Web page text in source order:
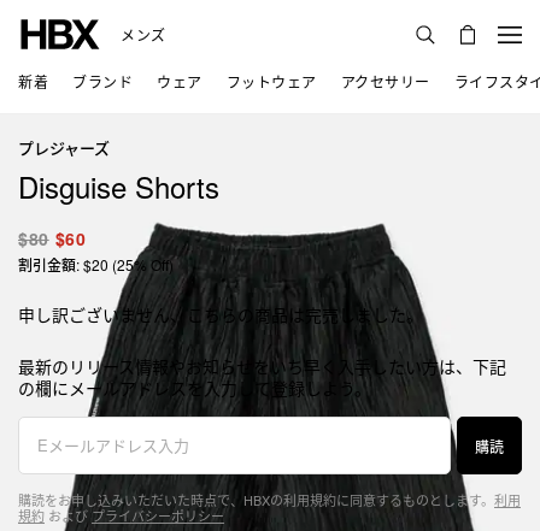
メンズ
新着 ブランド ウェア フットウェア アクセサリー ライフスタ
プレジャーズ
Disguise Shorts
$80 $60
割引金額: $20 (25% Off)
申し訳ございません、こちらの商品は完売しました。
最新のリリース情報やお知らせをいち早く入手したい方は、下記
の欄にメールアドレスを入力して登録しよう。
購読
購読をお申し込みいただいた時点で、HBXの利用規約に同意するものとします。 利用
規約 および プライバシーポリシー